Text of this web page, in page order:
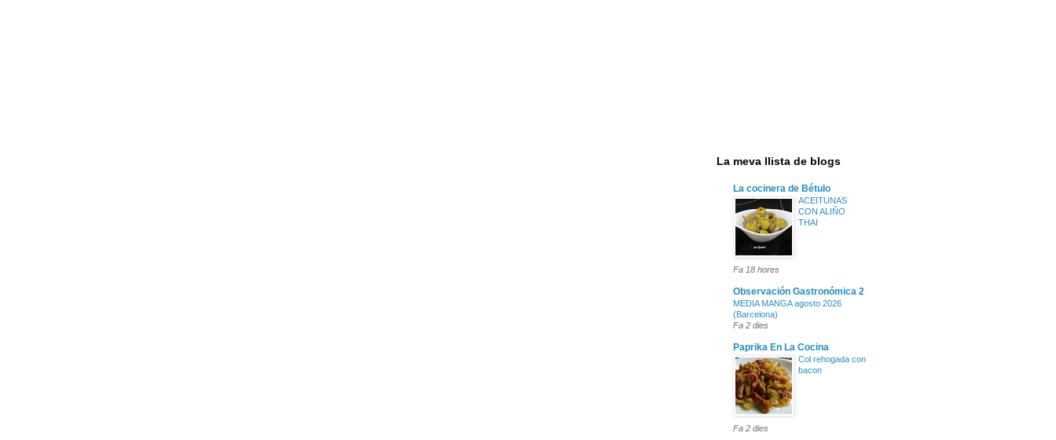
La meva llista de blogs
La cocinera de Bétulo
ACEITUNAS
CON ALIÑO
THAI
Fa 18 hores
Observación Gastronómica 2
MEDIA MANGA agosto 2026
(Barcelona)
Fa 2 dies
Paprika En La Cocina
Col rehogada con
bacon
Fa 2 dies